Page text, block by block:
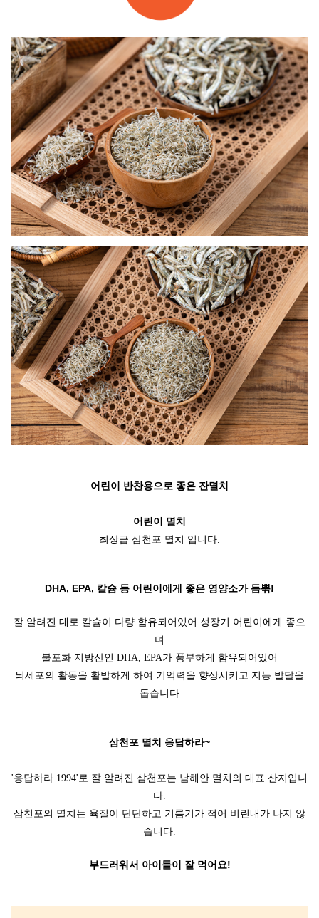
어린이 반찬용으로 좋은 잔멸치
어린이 멸치
최상급 삼천포 멸치 입니다.
DHA, EPA, 칼슘 등 어린이에게 좋은 영양소가 듬뿎!
잘 알려진 대로 칼슘이 다량 함유되어있어 성장기 어린이에게 좋으
며
불포화 지방산인 DHA, EPA가 풍부하게 함유되어있어
뇌세포의 활동을 활발하게 하여 기억력을 향상시키고 지능 발달을
돕습니다
삼천포 멸치 응답하라~
'응답하라 1994'로 잘 알려진 삼천포는 남해안 멸치의 대표 산지입니
다.
삼천포의 멸치는 육질이 단단하고 기름기가 적어 비린내가 나지 않
습니다.
부드러워서 아이들이 잘 먹어요!